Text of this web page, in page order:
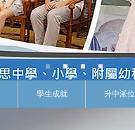
學生成就 升中派位